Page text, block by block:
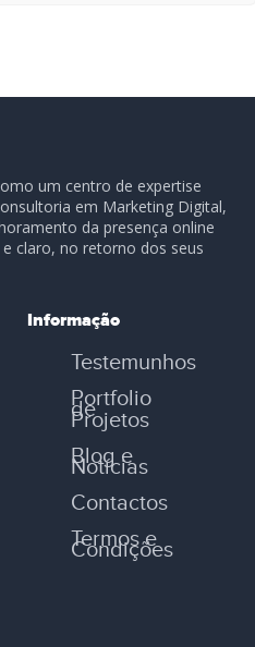
um centro de expertise
em Marketing Digital,
da presença online
e claro, no retorno dos seus
Informação
Testemunhos
Portfolio
de
Projetos
Blog e
Notícias
Contactos
Termos e
Condições